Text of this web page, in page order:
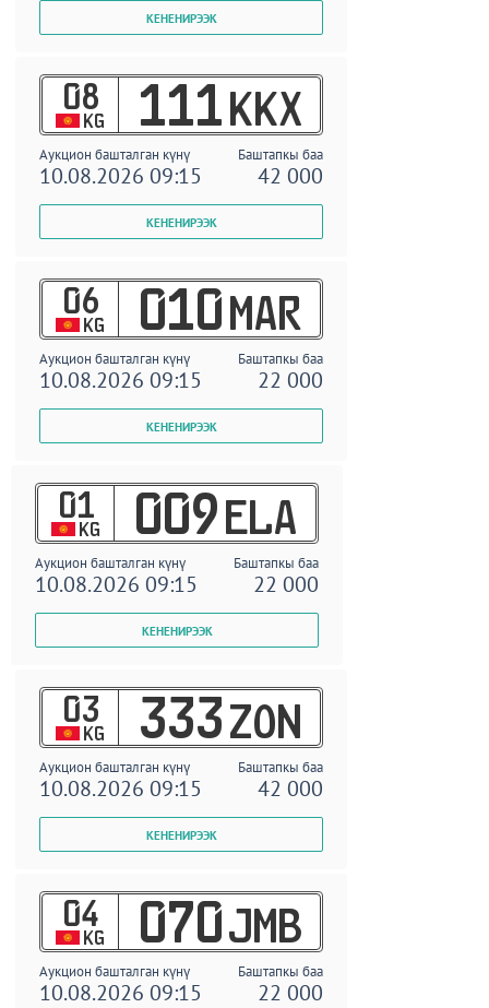
08
KG 111 KKX
Аукцион башталган күнү Баштапкы баа
10.08.2026 09:15 42 000
06
KG 010 MAR
Аукцион башталган күнү Баштапкы баа
10.08.2026 09:15 22 000
01
KG 009 ELA
Аукцион башталган күнү Баштапкы баа
10.08.2026 09:15 22 000
03
KG 333 ZON
Аукцион башталган күнү Баштапкы баа
10.08.2026 09:15 42 000
04
KG 070 JMB
Аукцион башталган күнү Баштапкы баа
10.08.2026 09:15 22 000